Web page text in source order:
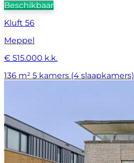
Beschikbaar
Kluft 56
Meppel
€ 515.000 k.k.
136 m² 5 kamers (4 slaapkamers)